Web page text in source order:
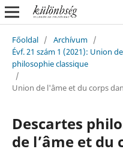
Főoldal / Archívum /
Évf. 21 szám 1 (2021): Union
philosophie classique
/
Union de l'âme et du corps
Descartes
de l’âme et du